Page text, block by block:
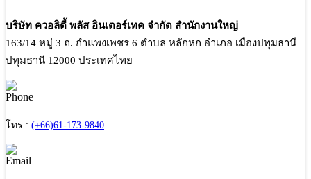
บริษัท ควอลิตี้ พลัส อินเตอร์เทค จำกัด สำนักงานใหญ่
163/14 หมู่ 3 ถ. กำแพงเพชร 6 ตำบล หลักหก อำเภอ เมืองปทุมธานี
ปทุมธานี 12000 ประเทศไทย
โทร : (+66)61-173-9840